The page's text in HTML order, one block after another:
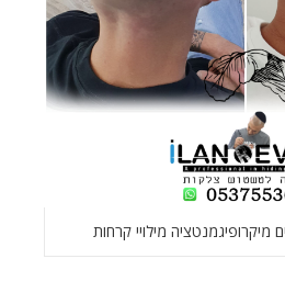
מיקרופיגמנטציה מילויי קרחות